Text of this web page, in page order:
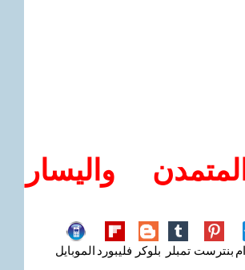
واليسار
بنترست تمبلر بلوكر فليبورد الموبايل